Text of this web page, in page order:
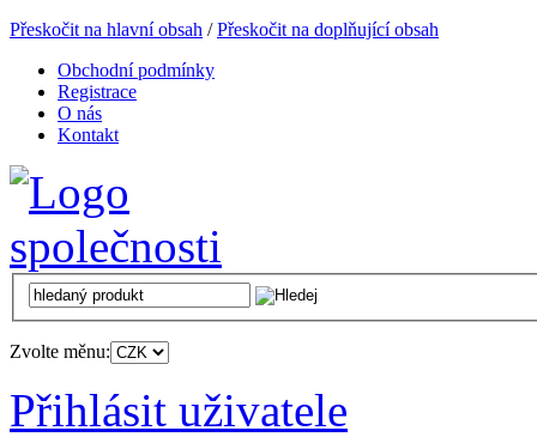
Přeskočit na hlavní obsah /Přeskočit na doplňující obsah
Obchodní podmínky
Registrace
O nás
Kontakt
Zvolte měnu:
Přihlásit uživatele